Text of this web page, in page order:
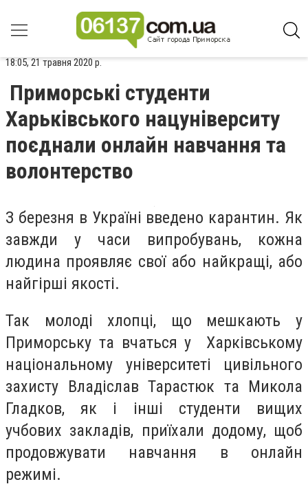
18:05, 21 травня 2020 р.
Приморські студенти
Харьківського нацуніверситу
поєднали онлайн навчання та
волонтерство
З березня в Україні введено карантин. Як
завжди у часи випробувань, кожна
людина проявляє свої або найкращі, або
найгірші якості.
Так молоді хлопці, що мешкають у
Приморську та вчаться у Харківському
національному університеті цивільного
захисту Владіслав Тарастюк та Микола
Гладков, як і інші студенти вищих
учбових закладів, приїхали додому, щоб
продовжувати навчання в онлайн
режимі.